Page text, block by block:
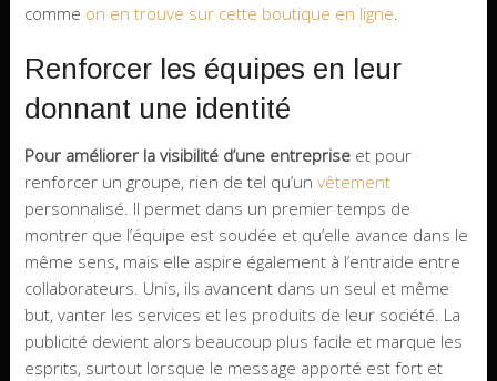
comme on en trouve sur cette boutique en ligne.
Renforcer les équipes en leur
donnant une identité
Pour améliorer la visibilité d’une entreprise et pour
renforcer un groupe, rien de tel qu’un vêtement
personnalisé. Il permet dans un premier temps de
montrer que l’équipe est soudée et qu’elle avance dans le
même sens, mais elle aspire également à l’entraide entre
collaborateurs. Unis, ils avancent dans un seul et même
but, vanter les services et les produits de leur société. La
publicité devient alors beaucoup plus facile et marque les
esprits, surtout lorsque le message apporté est fort et